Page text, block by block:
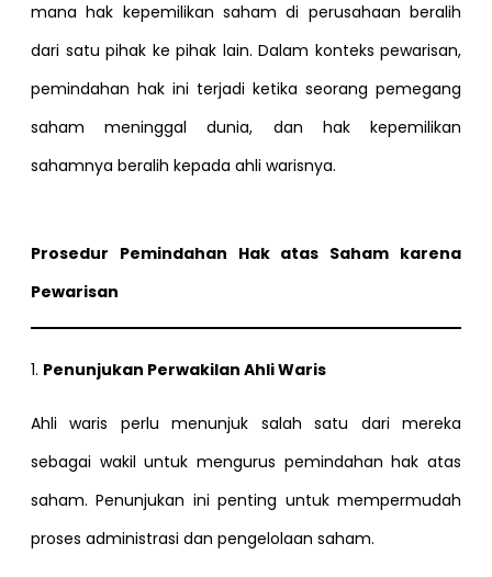
mana hak kepemilikan saham di perusahaan beralih
dari satu pihak ke pihak lain. Dalam konteks pewarisan,
pemindahan hak ini terjadi ketika seorang pemegang
saham meninggal dunia, dan hak kepemilikan
sahamnya beralih kepada ahli warisnya.
Prosedur Pemindahan Hak atas Saham karena
Pewarisan
1. Penunjukan Perwakilan Ahli Waris
Ahli waris perlu menunjuk salah satu dari mereka
sebagai wakil untuk mengurus pemindahan hak atas
saham. Penunjukan ini penting untuk mempermudah
proses administrasi dan pengelolaan saham.